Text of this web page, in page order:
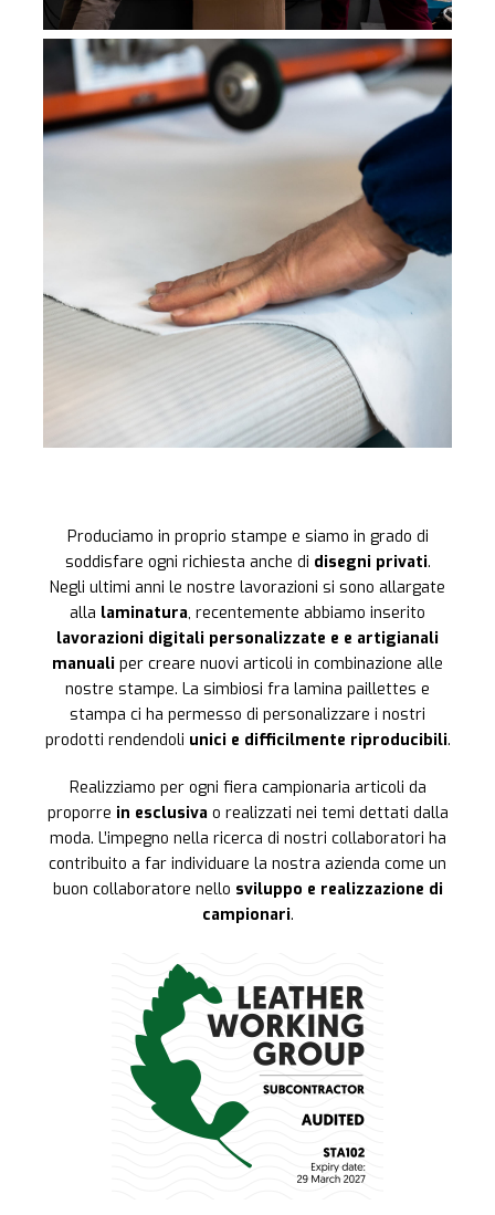
Produciamo in proprio stampe e siamo in grado di
soddisfare ogni richiesta anche di disegni privati.
Negli ultimi anni le nostre lavorazioni si sono allargate
alla laminatura, recentemente abbiamo inserito
lavorazioni digitali personalizzate e e artigianali
manuali per creare nuovi articoli in combinazione alle
nostre stampe. La simbiosi fra lamina paillettes e
stampa ci ha permesso di personalizzare i nostri
prodotti rendendoli unici e difficilmente riproducibili.
Realizziamo per ogni fiera campionaria articoli da
proporre in esclusiva o realizzati nei temi dettati dalla
moda. L’impegno nella ricerca di nostri collaboratori ha
contribuito a far individuare la nostra azienda come un
buon collaboratore nello sviluppo e realizzazione di
campionari.